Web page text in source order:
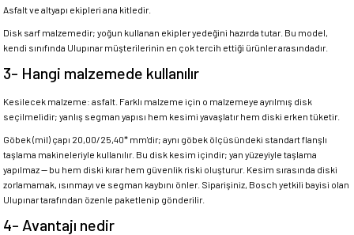
Asfalt ve altyapı ekipleri ana kitledir.
Disk sarf malzemedir; yoğun kullanan ekipler yedeğini hazırda tutar. Bu model,
kendi sınıfında Ulupınar müşterilerinin en çok tercih ettiği ürünler arasındadır.
3- Hangi malzemede kullanılır
Kesilecek malzeme: asfalt. Farklı malzeme için o malzemeye ayrılmış disk
seçilmelidir; yanlış segman yapısı hem kesimi yavaşlatır hem diski erken tüketir.
Göbek (mil) çapı 20,00/25,40* mm'dir; aynı göbek ölçüsündeki standart flanşlı
taşlama makineleriyle kullanılır. Bu disk kesim içindir; yan yüzeyiyle taşlama
yapılmaz — bu hem diski kırar hem güvenlik riski oluşturur. Kesim sırasında diski
zorlamamak, ısınmayı ve segman kaybını önler. Siparişiniz, Bosch yetkili bayisi olan
Ulupınar tarafından özenle paketlenip gönderilir.
4- Avantajı nedir